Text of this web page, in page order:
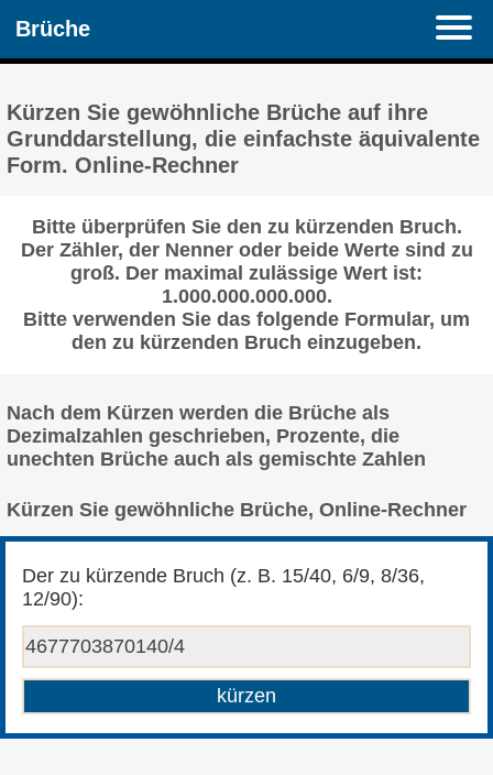
Brüche
Kürzen Sie gewöhnliche Brüche auf ihre
Grunddarstellung, die einfachste äquivalente
Form. Online-Rechner
Bitte überprüfen Sie den zu kürzenden Bruch.
Der Zähler, der Nenner oder beide Werte sind zu
groß. Der maximal zulässige Wert ist:
1.000.000.000.000.
Bitte verwenden Sie das folgende Formular, um
den zu kürzenden Bruch einzugeben.
Nach dem Kürzen werden die Brüche als
Dezimalzahlen geschrieben, Prozente, die
unechten Brüche auch als gemischte Zahlen
Kürzen Sie gewöhnliche Brüche, Online-Rechner
Der zu kürzende Bruch (z. B. 15/40, 6/9, 8/36,
12/90):